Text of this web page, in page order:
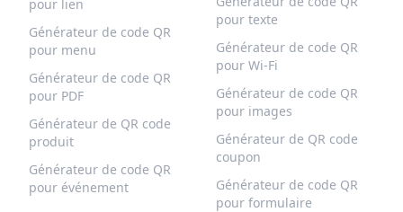
pour lien
Générateur de code QR
pour menu
Générateur de code QR
pour PDF
Générateur de QR code
produit
Générateur de code QR
pour événement
pour texte
Générateur de code QR
pour Wi-Fi
Générateur de code QR
pour images
Générateur de QR code
coupon
Générateur de code QR
pour formulaire